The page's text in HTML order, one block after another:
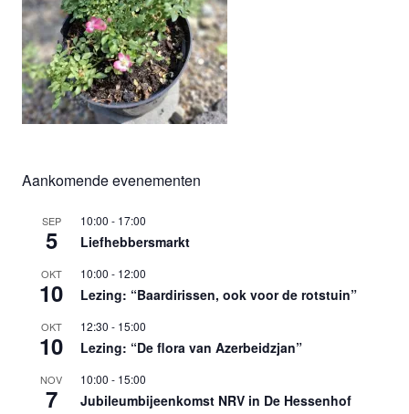
Aankomende evenementen
SEP
5
10:00 - 17:00
Liefhebbersmarkt
OKT
10
10:00 - 12:00
Lezing: “Baardirissen, ook voor de rotstuin”
OKT
10
12:30 - 15:00
Lezing: “De flora van Azerbeidzjan”
NOV
7
10:00 - 15:00
Jubileumbijeenkomst NRV in De Hessenhof